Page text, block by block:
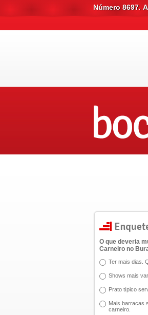
O que deveria
Carneiro no
Ter mais dias.
Shows mais
Prato típico
Mais barracas
carneiro.